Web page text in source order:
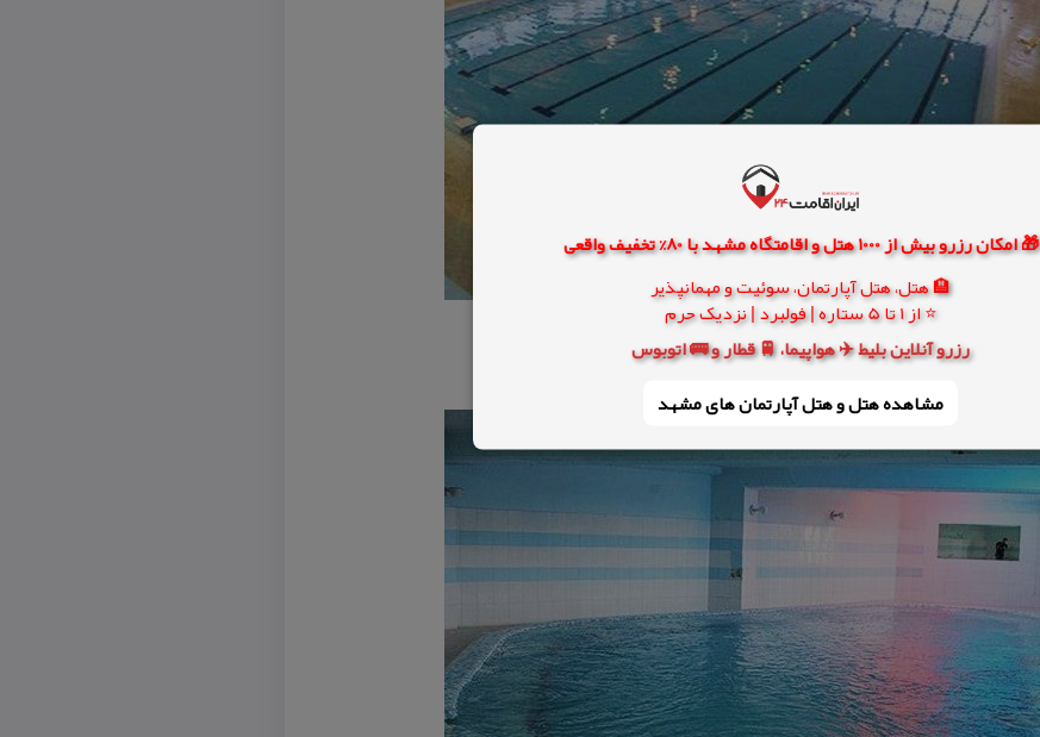
🎁 امکان رزرو بیش از 1000 هتل و اقامتگاه مشهد با 80% تخفیف واقعی
🏨 هتل، هتل آپارتمان، سوئیت و مهمانپذیر
⭐ از 1 تا 5 ستاره | فولبرد | نزدیک حرم
رزرو آنلاین بلیط ✈️ هواپیما، 🚆 قطار و 🚌 اتوبوس
مشاهده هتل و هتل‌ آپارتمان های مشهد